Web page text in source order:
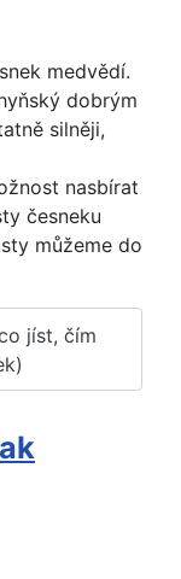
medvědí.
dobrým
silněji,
nasbírat
česneku
můžeme do
jíst, čím